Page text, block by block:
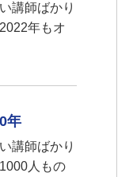
講師ばかり
年もオ
年
講師ばかり
人もの